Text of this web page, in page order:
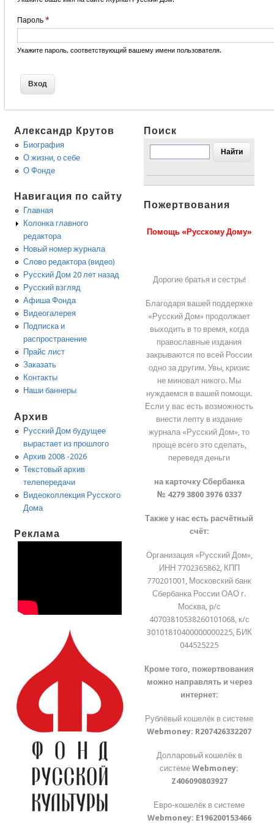
Пароль *
Укажите пароль, соответствующий вашему имени пользователя.
Александр Крутов
Биография
О жизни, о себе
О Фонде
Навигация по сайту
Главная
Колонка главного
редактора
Новый номер журнала
Слово редактора (видео)
Русский Дом 20 лет назад
Русский взгляд
Афиша Фонда
Видеогалерея
Подписка и
распространение
Прайс лист
Заказать
Контакты
Наши баннеры
Архив
Русский Дом будущее
вырастает из прошлого
Архив 2008 -2026
Текстовый архив
телепередачи
Видеоколлекция Русского
Дома
Реклама
Поиск
Пожертвования
Помощь «Русскому Дому»
Дорогие братья и сестры!
Благодаря вашей поддержке
«Русский Дом» продолжает
выходить в то время, когда
православные издания
закрываются по всей России
одно за другим. Увы, кризис
не миновал никого. Мы
нуждаемся в вашей помощи.
Если у вас есть возможность
внести лепту в издание
журнала «Русский Дом», то
проще всего это сделать,
переведя деньги
на карточку Сбербанка
№ 4279 3800 3976 0337
Также у нас есть расчётный
счёт:
Организация «Русский Дом»,
ИНН 7702365862, КПП
770201001, Московский банк
Сбербанка России ОАО г.
Москва, р/с
40703810538260101068, к/с
30101810400000000225, БИК
044525225
Кроме того, пожертвования
можно направлять и через
интернет:
Рублёвый кошелёк в системе
Webmoney: R207426332207
Долларовый кошелёк в
системеWebmoney:
Z406090803927
Евро-кошелёк в системе
Webmoney: E196200153466